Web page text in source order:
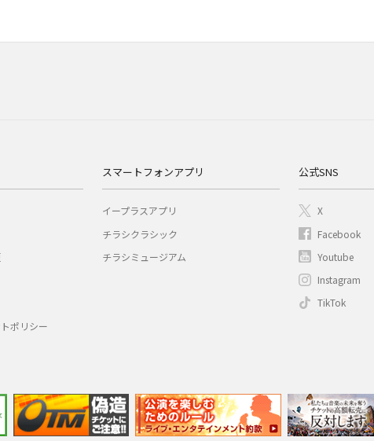
ポリシー
スマートフォンアプリ
イープラスアプリ
チラシクラシック
チラシミュージアム
公式SNS
X
Facebook
Youtube
Instagram
TikTok